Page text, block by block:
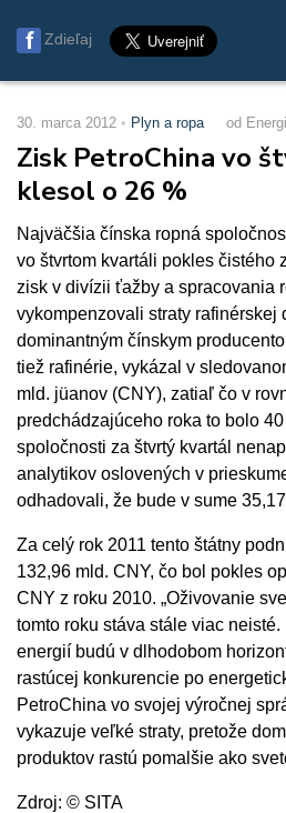
Zdieľaj
30. marca 2012 Plyn a ropa od
Zisk PetroChina vo
klesol o 26 %
Najväčšia čínska ropná
vo štvrtom kvartáli pokles čistého
zisk v divízii ťažby a spracovania
vykompenzovali straty rafinérskej
dominantným čínskym
tiež rafinérie, vykázal v
mld. jüanov (CNY), zatiaľ čo v
predchádzajúceho roka to bolo
spoločnosti za štvrtý kvartál
analytikov oslovených v
odhadovali, že bude v sume
Za celý rok 2011 tento štátny
132,96 mld. CNY, čo bol pokles
CNY z roku 2010. „Oživovanie
tomto roku stáva stále viac
energií budú v dlhodobom
rastúcej konkurencie po
PetroChina vo svojej výročnej
vykazuje veľké straty, pretože
produktov rastú pomalšie ako
Zdroj: © SITA